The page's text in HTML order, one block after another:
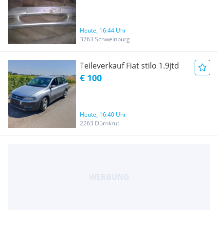
Heute, 16:44 Uhr
3763 Schweinburg
Teileverkauf Fiat stilo 1.9jtd
€ 100
Heute, 16:40 Uhr
2263 Dürnkrut